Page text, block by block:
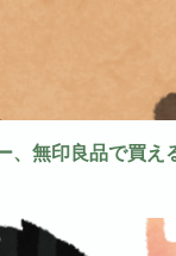
無印良品で買え